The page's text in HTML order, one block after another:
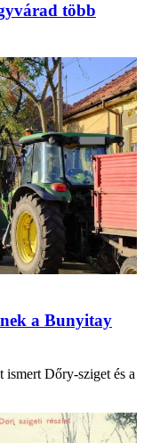
több
a Bunyitay
ismert Dőry-sziget és a